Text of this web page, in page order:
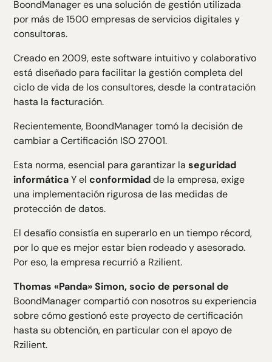
H3 Texte
H4 Texte
H5 Texte
H6 Texte
BoondManager es una solución de gestión utilizada
por más de 1500 empresas de servicios digitales y
consultoras.
Creado en 2009, este software intuitivo y colaborativo
está diseñado para facilitar la gestión completa del
ciclo de vida de los consultores, desde la contratación
hasta la facturación.
Recientemente, BoondManager tomó la decisión de
cambiar aCertificación ISO 27001.
Esta norma, esencial para garantizar laseguridad
informáticaY elconformidadde la empresa, exige
una implementación rigurosa de las medidas de
protección de datos.
El desafío consistía en superarlo en un tiempo récord,
por lo que es mejor estar bien rodeado y asesorado.
Por eso, la empresa recurrió a Rzilient.
Thomas «Panda» Simon, socio de personal de
BoondManager compartió con nosotros su experiencia
sobre cómo gestionó este proyecto de certificación
hasta su obtención, en particular con el apoyo de
Rzilient.